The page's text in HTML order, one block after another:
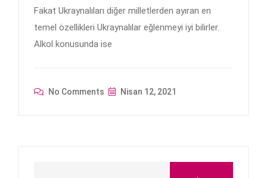
Fakat Ukraynalıları diğer milletlerden ayıran en
temel özellikleri Ukraynalılar eğlenmeyi iyi bilirler.
Alkol konusunda ise
No Comments Nisan 12, 2021